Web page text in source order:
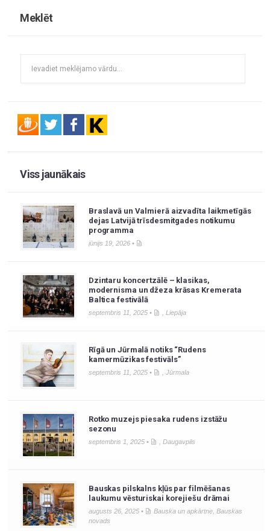
Meklēt
Viss jaunākais
Braslavā un Valmierā aizvadīta laikmetīgās
dejas Latvijā trīsdesmitgades notikumu
programma
jūnijs 19, 2026 •
Dzintaru koncertzālē – klasikas,
modernisma un džeza krāsas Kremerata
Baltica festivālā
septembris 11, 2025 • Liepāja
Rīgā un Jūrmalā notiks “Rudens
kamermūzikas festivāls”
septembris 11, 2025 • Jūrmala
Rotko muzejs piesaka rudens izstāžu
sezonu
septembris 1, 2025 • Daugavpils
Bauskas pilskalns kļūs par filmēšanas
laukumu vēsturiskai korejiešu drāmai
augusts 26, 2025 • Bauska un apkārtne, Bauskas
novads